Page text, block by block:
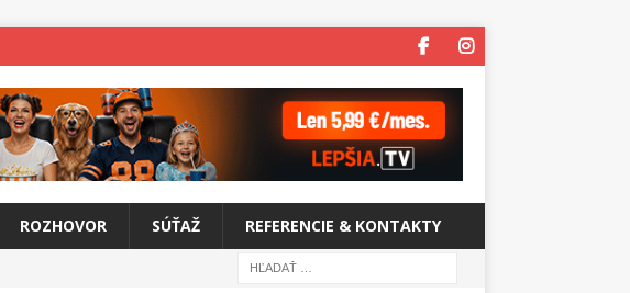
ROZHOVOR SÚŤAŽ REFERENCIE & KONTAKTY